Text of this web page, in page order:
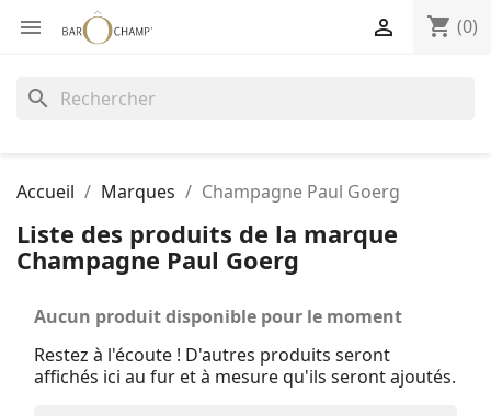
 shopping_cart (0)

search
Accueil Marques Champagne Paul Goerg
Liste des produits de la marque
Champagne Paul Goerg
Aucun produit disponible pour le moment
Restez à l'écoute ! D'autres produits seront
affichés ici au fur et à mesure qu'ils seront ajoutés.